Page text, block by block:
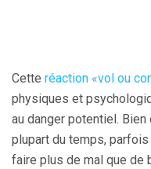
Cette réaction «vol ou
physiques et
au danger potentiel.
plupart du temps,
faire plus de mal que de